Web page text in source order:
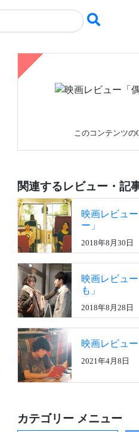
このコンテンツの
関連するレビュー・記
映画レビュ
ー」
2018年8月30日
映画レビュ
も」
2018年8月28日
映画レビュー
2021年4月8日
カテゴリー メニュー